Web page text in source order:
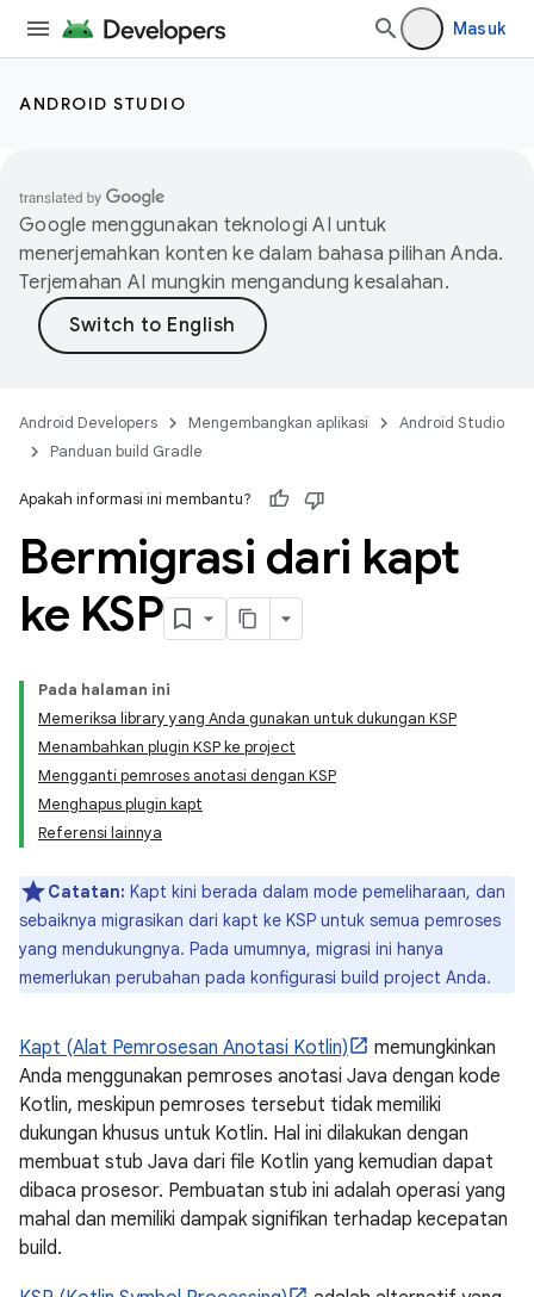
Masuk
ANDROID STUDIO
Google menggunakan teknologi AI untuk
menerjemahkan konten ke dalam bahasa pilihan Anda.
Terjemahan AI mungkin mengandung kesalahan.
Android Developers Mengembangkan aplikasi
Android Studio
Panduan build Gradle
Apakah informasi ini membantu?
Bermigrasi dari kapt
ke KSP
Pada halaman ini
Memeriksa library yang Anda gunakan untuk dukungan KSP
Menambahkan plugin KSP ke project
Mengganti pemroses anotasi dengan KSP
Menghapus plugin kapt
Referensi lainnya
Catatan: Kapt kini berada dalam mode pemeliharaan, dan
sebaiknya migrasikan dari kapt ke KSP untuk semua pemroses
yang mendukungnya. Pada umumnya, migrasi ini hanya
memerlukan perubahan pada konfigurasi build project Anda.
Kapt (Alat Pemrosesan Anotasi Kotlin)
memungkinkan
Anda menggunakan pemroses anotasi Java dengan kode
Kotlin, meskipun pemroses tersebut tidak memiliki
dukungan khusus untuk Kotlin. Hal ini dilakukan dengan
membuat stub Java dari file Kotlin yang kemudian dapat
dibaca prosesor. Pembuatan stub ini adalah operasi yang
mahal dan memiliki dampak signifikan terhadap kecepatan
build.